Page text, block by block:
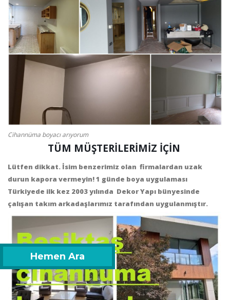
Cihannüma boyacı arıyorum
TÜM MÜŞTERİLERİMİZ İÇİN
Lütfen dikkat. İsim benzerimiz olan firmalardan uzak
durun kapora vermeyin! 1 günde boya uygulaması
Türkiyede ilk kez 2003 yılında Dekor Yapı bünyesinde
çalışan takım arkadaşlarımız tarafından uygulanmıştır.
Hemen Ara